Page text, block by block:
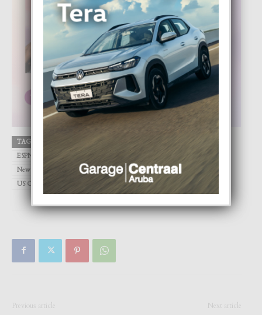
TAGS Court 17
ESPN
New York
spotlight Taylor Swift tennis
Travis Kelce
US Open
Previous article Next article